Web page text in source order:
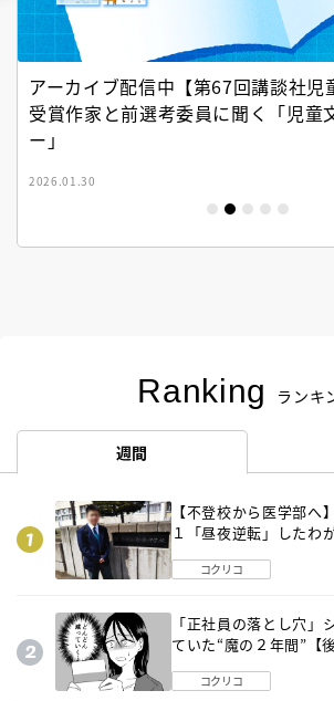
アーカイブ配信中【第67回講談社児
受賞作家と前選考委員に聞く「児童
ー」
2026.01.30
Ranking ランキ
週間
【不登校から医学部へ
１「昼夜逆転」したわ
コクリコ
「正社員の落とし穴」
ていた“魔の２年間”【後
コクリコ